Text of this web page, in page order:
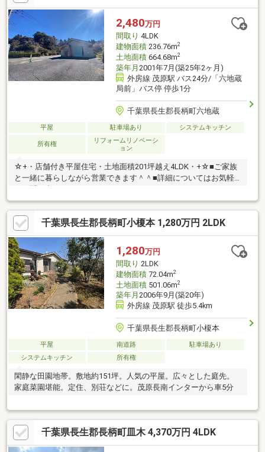
2,480万円
間取り 4LDK
建物面積236.76m2
土地面積664.68m2
築年月 2001年7月(築25年2ヶ月)
外房線 茂原駅 バス24分/「六地蔵
局前」バス停 停歩1分
千葉県長生郡長柄町六地蔵
平屋 駐車場あり システムキッチン
所有権
リフォームリノベーシ
ョン
☆+・店舗付き平屋住宅・土地面積201坪越え4LDK・+☆■ご家族
と一緒に暮らしながら営業できます＾＾■詳細についてはお気軽
にお問い合わせください！
千葉県長生郡長柄町小榎本 1,280万円 2LDK
1,280万円
間取り 2LDK
建物面積72.04m2
土地面積501.06m2
築年月 2006年9月(築20年)
外房線 茂原駅 徒歩5.4km
千葉県長生郡長柄町小榎本
平屋 南道路
駐車場あり
システムキッチン
所有権
閑静な田園地帯。敷地約151坪。人気の平屋。広々とした庭先。
家庭菜園堪能。定住、別荘などに。茂原長南インターから車5分
千葉県長生郡長柄町皿木 4,370万円 4LDK